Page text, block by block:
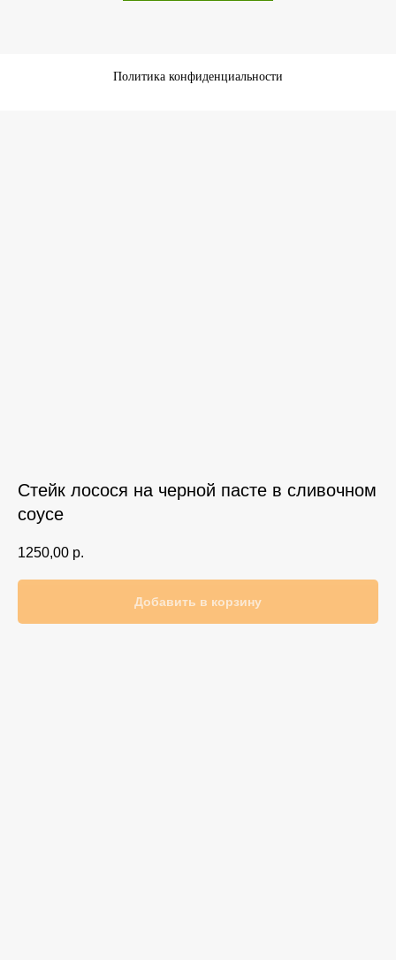
Политика конфиденциальности
Стейк лосося на черной пасте в сливочном
соусе
1250,00 р.
Добавить в корзину